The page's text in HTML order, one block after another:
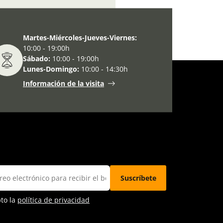
Martes-Miércoles-Jueves-Viernes:
10:00 - 19:00h
Sábado: 10:00 - 19:00h
Lunes-Domingo: 10:00 - 14:30h
Información de la visita
la política de privacidad